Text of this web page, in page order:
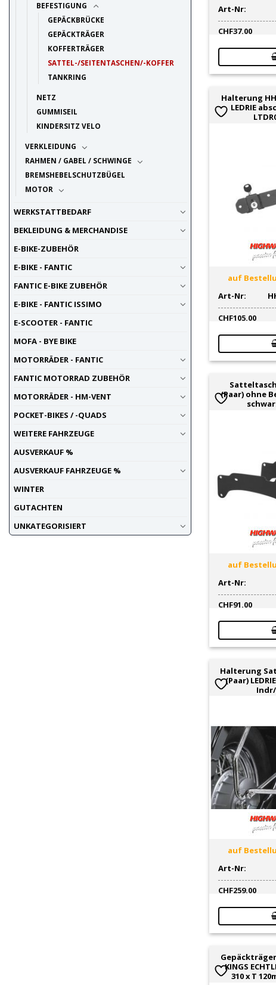
BEFESTIGUNG
GEPÄCKBRÜCKE
GEPÄCKTRÄGER
KOFFERTRÄGER
SATTEL-/SEITENTASCHEN/-KOFFER
TANKRING
NETZ
GUMMISEIL
KINDERSITZ VELO
VERKLEIDUNG
RAHMEN / GABEL / SCHWINGE
BREMSHEBELSCHUTZBÜGEL
MOTOR
WERKSTATTBEDARF
BEKLEIDUNG & MERCHANDISE
E-BIKE-ZUBEHÖR
E-BIKE - FANTIC
FANTIC E-BIKE ZUBEHÖR
E-BIKE - FANTIC ISSIMO
E-SCOOTER - FANTIC
MOFA - BYE BIKE
MOTORRÄDER - FANTIC
FANTIC MOTORRAD ZUBEHÖR
MOTORRÄDER - HM-VENT
POCKET-BIKES / -QUADS
WEITERE FAHRZEUGE
AUSVERKAUF %
AUSVERKAUF FAHRZEUGE %
WINTER
GUTACHTEN
UNKATEGORISIERT
Art-Nr:
CHF37.00
Halterung
LEDRIE
auf
Art-Nr:
CHF105.00
(Paar) ohne
auf
Art-Nr:
CHF91.00
Halterung
(Paar)
auf
Art-Nr:
CHF259.00
KINGS
310 x T